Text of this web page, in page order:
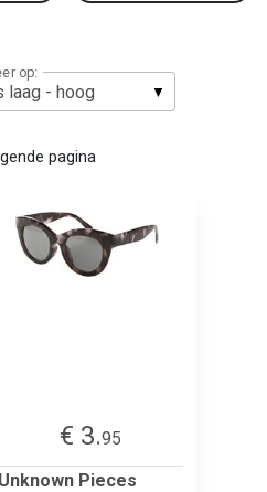
op:
pagina
€ 3.95
Unknown Pieces